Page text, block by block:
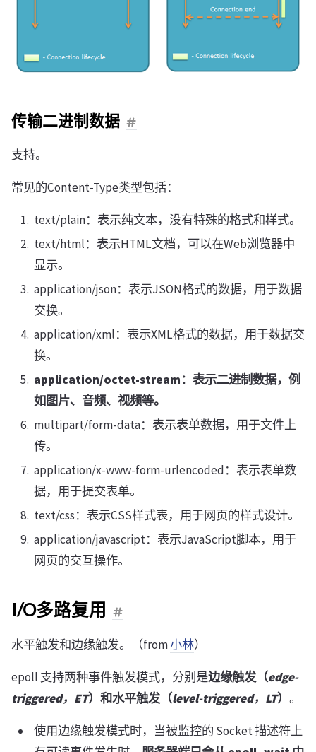
传输二进制数据
支持。
常见的Content-Type类型包括：
text/plain：表示纯文本，没有特殊的格式和样式。
text/html：表示HTML文档，可以在Web浏览器中
显示。
application/json：表示JSON格式的数据，用于数据
交换。
application/xml：表示XML格式的数据，用于数据交
换。
application/octet-stream：表示二进制数据，例
如图片、音频、视频等。
multipart/form-data：表示表单数据，用于文件上
传。
application/x-www-form-urlencoded：表示表单数
据，用于提交表单。
text/css：表示CSS样式表，用于网页的样式设计。
application/javascript：表示JavaScript脚本，用于
网页的交互操作。
I/O多路复用
水平触发和边缘触发。（from小林）
epoll 支持两种事件触发模式，分别是边缘触发（edge-
triggered，ET）和水平触发（level-triggered，LT） 。
使用边缘触发模式时，当被监控的 Socket 描述符上